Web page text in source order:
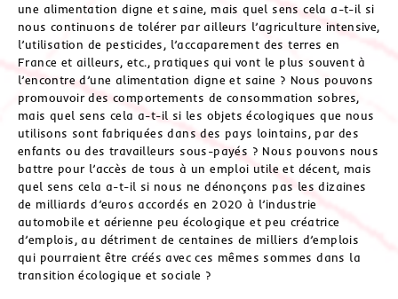
une alimentation digne et saine, mais quel sens cela a-t-il si
nous continuons de tolérer par ailleurs l’agriculture intensive,
l’utilisation de pesticides, l’accaparement des terres en
France et ailleurs, etc., pratiques qui vont le plus souvent à
l’encontre d’une alimentation digne et saine ? Nous pouvons
promouvoir des comportements de consommation sobres,
mais quel sens cela a-t-il si les objets écologiques que nous
utilisons sont fabriquées dans des pays lointains, par des
enfants ou des travailleurs sous-payés ? Nous pouvons nous
battre pour l’accès de tous à un emploi utile et décent, mais
quel sens cela a-t-il si nous ne dénonçons pas les dizaines
de milliards d’euros accordés en 2020 à l’industrie
automobile et aérienne peu écologique et peu créatrice
d’emplois, au détriment de centaines de milliers d’emplois
qui pourraient être créés avec ces mêmes sommes dans la
transition écologique et sociale ?